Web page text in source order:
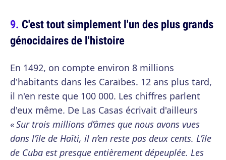
C'est tout simplement l'un des plus grands
génocidaires de l'histoire
En 1492, on compte environ 8 millions
d'habitants dans les Caraïbes. 12 ans plus tard,
il n'en reste que 100 000. Les chiffres parlent
d'eux même. De Las Casas écrivait d'ailleurs
« Sur trois millions d’âmes que nous avons vues
dans l’île de Haïti, il n’en reste pas deux cents. L’île
de Cuba est presque entièrement dépeuplée. Les